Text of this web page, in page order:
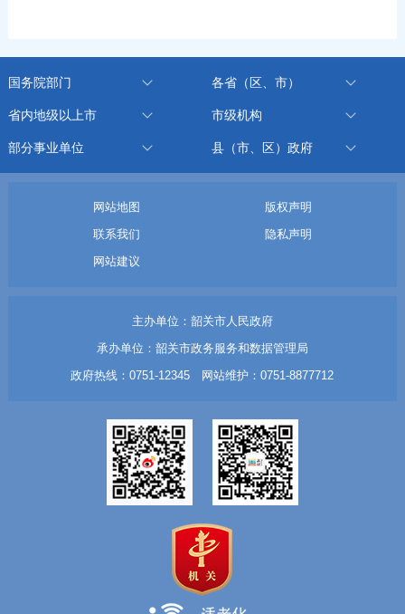
国务院部门 各省（区、市）
省内地级以上市 市级机构
部分事业单位 县（市、区）政府
网站地图
版权声明
联系我们
隐私声明
网站建议
主办单位：韶关市人民政府
承办单位：韶关市政务服务和数据管理局
政府热线：0751-12345 网站维护：0751-8877712